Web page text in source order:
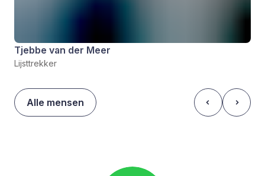
Tjebbe van der Meer
Lijsttrekker
Alle mensen